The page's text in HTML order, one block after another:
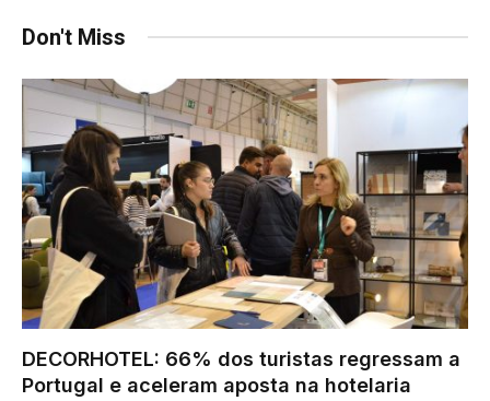
Don't Miss
DECORHOTEL: 66% dos turistas regressam a
Portugal e aceleram aposta na hotelaria